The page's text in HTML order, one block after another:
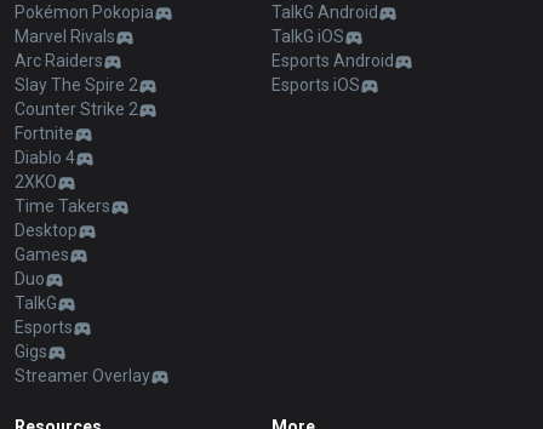
Pokémon Pokopia
Marvel Rivals
Arc Raiders
Slay The Spire 2
Counter Strike 2
Fortnite
Diablo 4
2XKO
Time Takers
Desktop
Games
Duo
TalkG
Esports
Gigs
Streamer Overlay
TalkG Android
TalkG iOS
Esports Android
Esports iOS